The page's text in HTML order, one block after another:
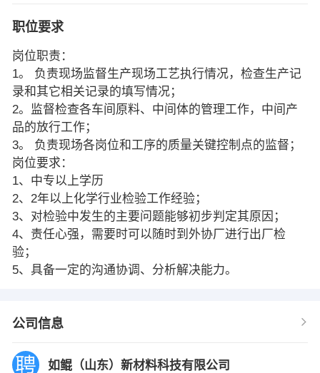
职位要求
岗位职责：
1。 负责现场监督生产现场工艺执行情况，检查生产记
录和其它相关记录的填写情况；
2。监督检查各车间原料、中间体的管理工作，中间产
品的放行工作；
3。 负责现场各岗位和工序的质量关键控制点的监督；
岗位要求：
1、中专以上学历
2、2年以上化学行业检验工作经验；
3、对检验中发生的主要问题能够初步判定其原因；
4、责任心强，需要时可以随时到外协厂进行出厂检
验；
5、具备一定的沟通协调、分析解决能力。
公司信息
如鲲（山东）新材料科技有限公司